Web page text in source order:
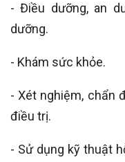
- Điều dưỡng, an
dưỡng.
- Khám sức khỏe.
- Xét nghiệm, chẩn
điều trị.
- Sử dụng kỹ thuật